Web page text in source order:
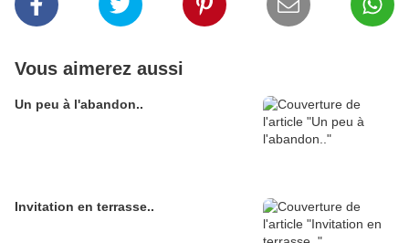
Vous aimerez aussi
Un peu à l'abandon..
Invitation en terrasse..